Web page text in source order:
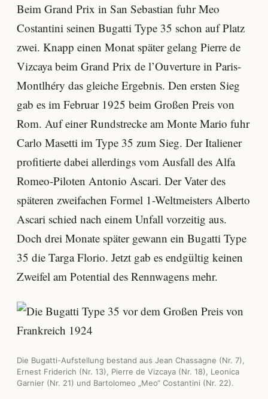
Beim Grand Prix in San Sebastian fuhr Meo
Costantini seinen Bugatti Type 35 schon auf Platz
zwei. Knapp einen Monat später gelang Pierre de
Vizcaya beim Grand Prix de l’Ouverture in Paris-
Montlhéry das gleiche Ergebnis. Den ersten Sieg
gab es im Februar 1925 beim Großen Preis von
Rom. Auf einer Rundstrecke am Monte Mario fuhr
Carlo Masetti im Type 35 zum Sieg. Der Italiener
profitierte dabei allerdings vom Ausfall des Alfa
Romeo-Piloten Antonio Ascari. Der Vater des
späteren zweifachen Formel 1-Weltmeisters Alberto
Ascari schied nach einem Unfall vorzeitig aus.
Doch drei Monate später gewann ein Bugatti Type
35 die Targa Florio. Jetzt gab es endgültig keinen
Zweifel am Potential des Rennwagens mehr.
Die Bugatti-Aufstellung bestand aus Jean Chassagne (Nr. 7),
Ernest Friderich (Nr. 13), Pierre de Vizcaya (Nr. 18), Leonica
Garnier (Nr. 21) und Bartolomeo „Meo“ Costantini (Nr. 22).